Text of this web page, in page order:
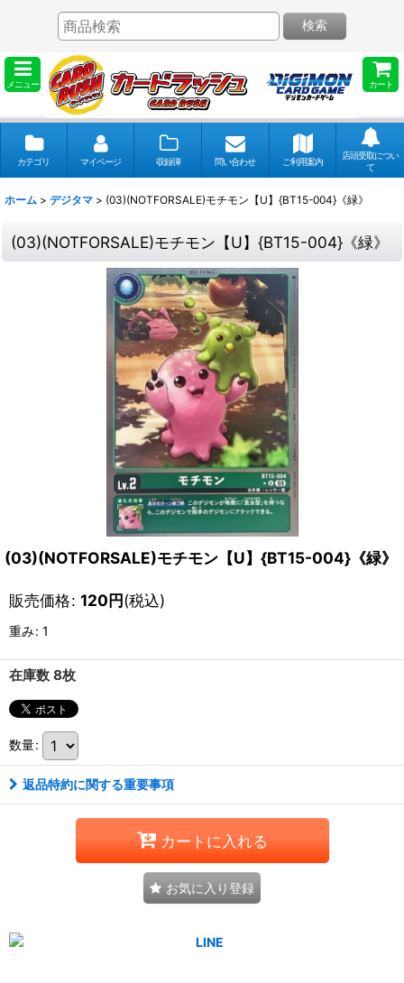
メニュー カート
検索
カテゴリ マイページ 収録弾 問い合わせ ご利用案内
店頭受取につい
て
ホーム > デジタマ > (03)(NOTFORSALE)モチモン【U】{BT15-004}《緑》
(03)(NOTFORSALE)モチモン【U】{BT15-004}《緑》
(03)(NOTFORSALE)モチモン【U】{BT15-004}《緑》
販売価格: 120円(税込)
重み: 1
在庫数 8枚
数量:
返品特約に関する重要事項
カートに入れる
お気に入り登録